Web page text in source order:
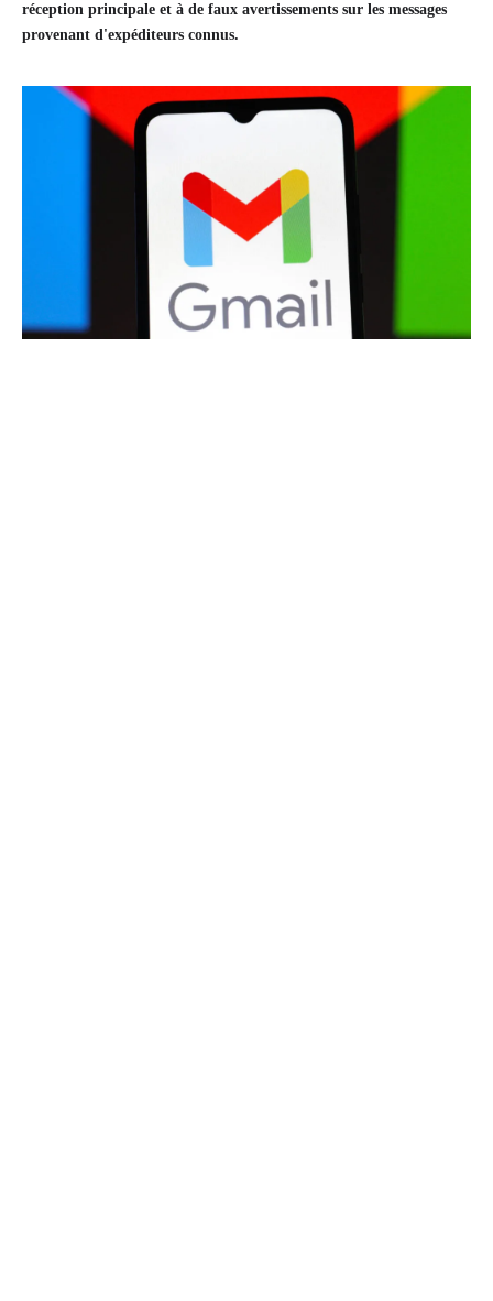
réception principale et à de faux avertissements sur les messages
provenant d'expéditeurs connus.